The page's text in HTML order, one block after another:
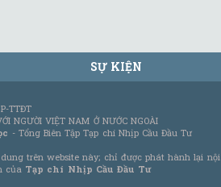
SỰ KIỆN
TTĐT
NGƯỜI VIỆT NAM Ở NƯỚC NGOÀI
- Tổng Biên Tập Tạp chí Nhịp Cầu Đầu Tư
trên website này; chỉ được phát hành lại nội
của Tạp chí Nhịp Cầu Đầu Tư